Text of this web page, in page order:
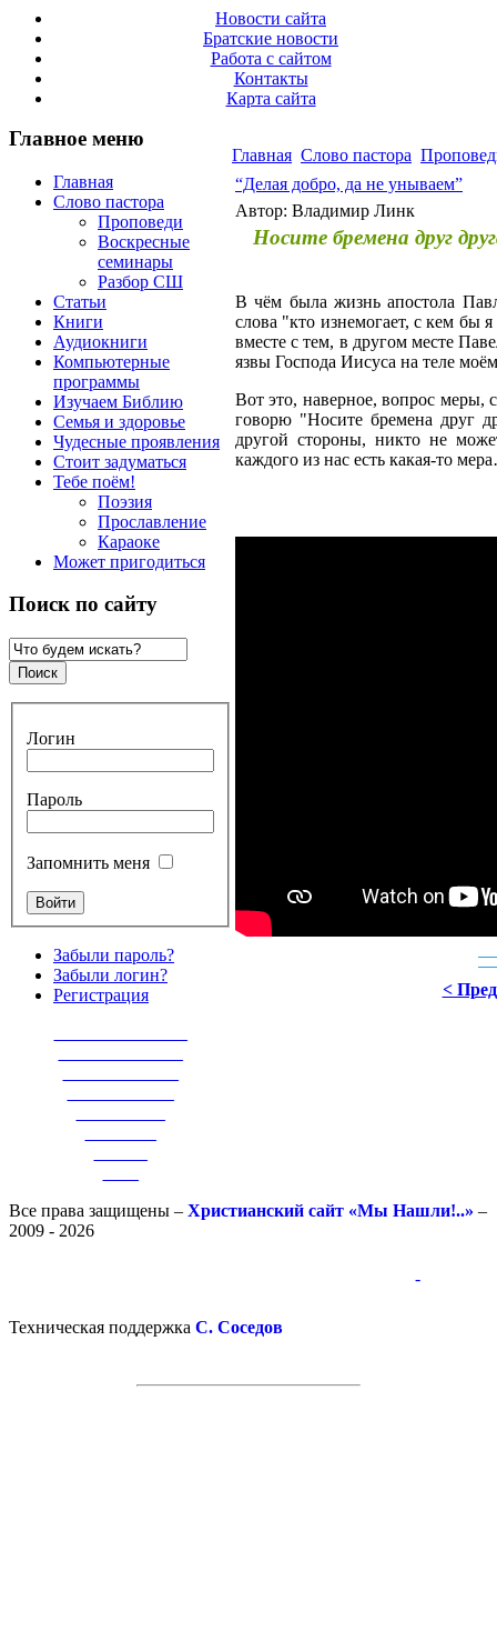
Новости сайта
Братские новости
Работа с сайтом
Контакты
Карта сайта
Главное меню
Главная
Слово пастора
Проповеди
Воскресные
семинары
Разбор СШ
Статьи
Книги
Аудиокниги
Компьютерные
программы
Изучаем Библию
Семья и здоровье
Чудесные проявления
Стоит задуматься
Тебе поём!
Поэзия
Прославление
Караоке
Может пригодиться
Поиск по сайту
Логин
Пароль
Запомнить меня
Забыли пароль?
Забыли логин?
Регистрация
Главная Слово пастора
“Делая добро, да не унываем”
Автор: Владимир Линк
Носите бремена друг
В чём была жизнь апостола
слова "кто изнемогает, с кем бы
вместе с тем, в другом месте
язвы Господа Иисуса на теле
Вот это, наверное, вопрос меры,
говорю "Носите бремена друг
другой стороны, никто не
каждого из нас есть какая-то
<
Все права защищены – Христианский сайт «Мы Нашли!..» –
2009 - 2026
-
Техническая поддержка С. Соседов